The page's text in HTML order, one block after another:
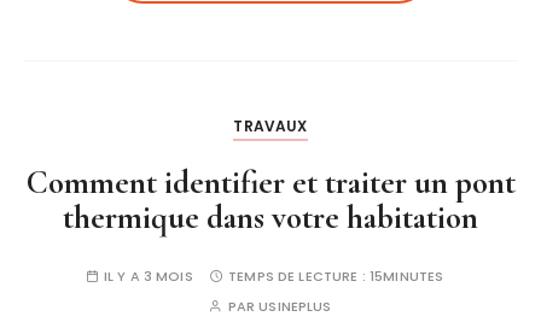
TRAVAUX
Comment identifier et traiter un pont
thermique dans votre habitation
IL Y A 3 MOIS TEMPS DE LECTURE : 15MINUTES
PARUSINEPLUS